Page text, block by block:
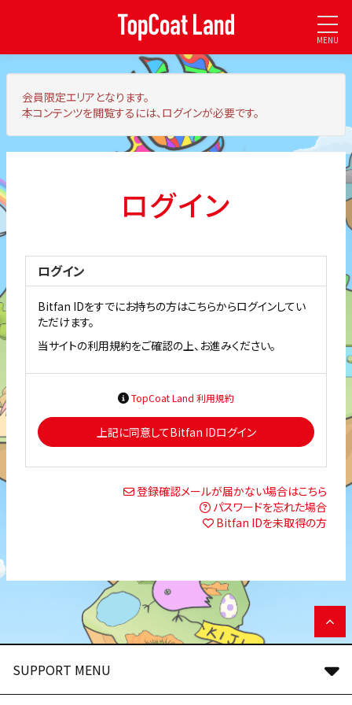
MENU
会員限定エリア となります。
本コンテンツを閲覧するには、ログインが必要です。
ログイン
ログイン
Bitfan IDをすでにお持ちの方はこちらからログインしてい
ただけます。
当サイトの利用規約をご確認の上、お進みください。
TopCoat Land 利用規約
上記に同意してBitfan IDログイン
登録確認メールが届かない場合はこちら
パスワードを忘れた場合
Bitfan IDを未取得の方
SUPPORT MENU